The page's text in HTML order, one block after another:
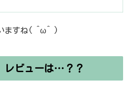
ますね( ^ω^ )
レビューは…？？